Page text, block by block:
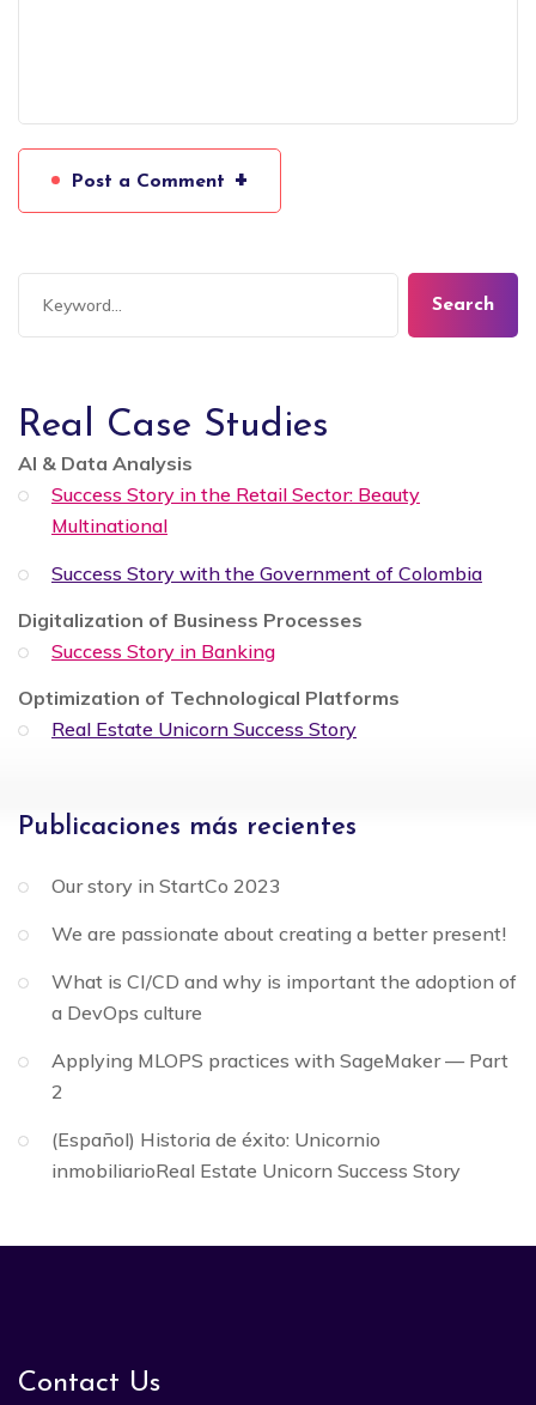
Post a Comment +
Search
Real Case Studies
AI & Data Analysis
Success Story in the Retail Sector: Beauty
Multinational
Success Story with the Government of Colombia
Digitalization of Business Processes
Success Story in Banking
Optimization of Technological Platforms
Real Estate Unicorn Success Story
Publicaciones más recientes
Our story in StartCo 2023
We are passionate about creating a better present!
What is CI/CD and why is important the adoption of
a DevOps culture
Applying MLOPS practices with SageMaker — Part
2
(Español) Historia de éxito: Unicornio
inmobiliarioReal Estate Unicorn Success Story
Contact Us